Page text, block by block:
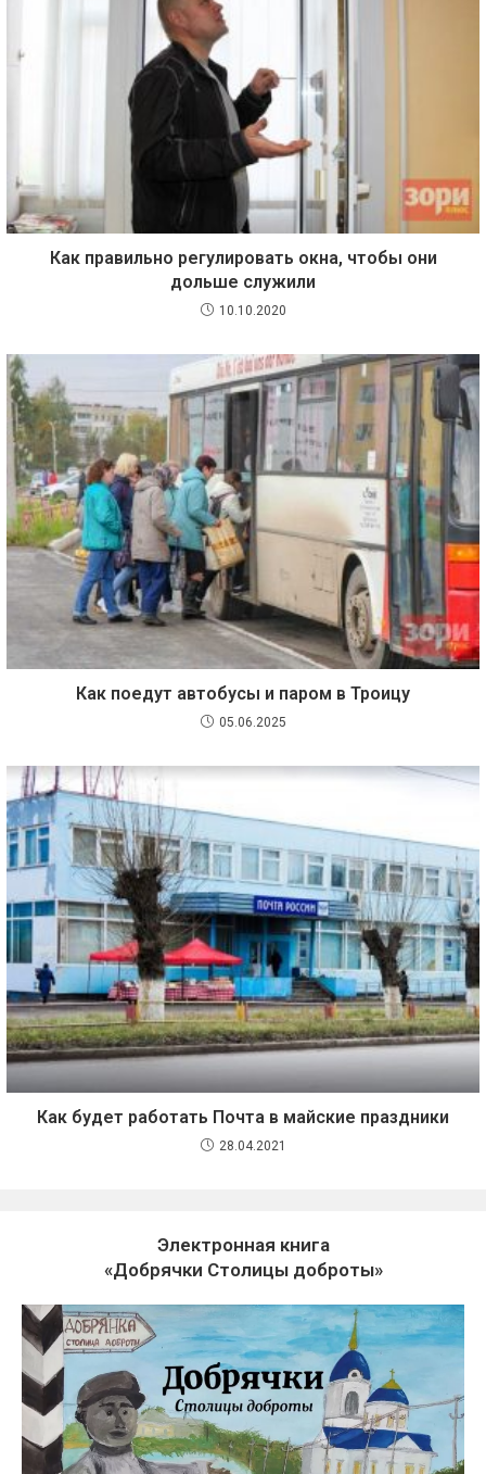
Как правильно регулировать окна, чтобы они
дольше служили
10.10.2020
Как поедут автобусы и паром в Троицу
05.06.2025
Как будет работать Почта в майские праздники
28.04.2021
Электронная книга
«Добрячки Столицы доброты»